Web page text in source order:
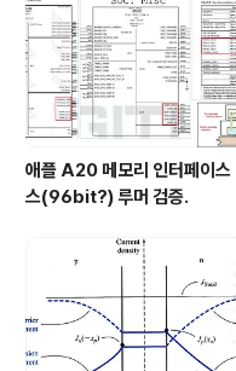
애플 A20 메모리 인터페이스
스(96bit?) 루머 검증.